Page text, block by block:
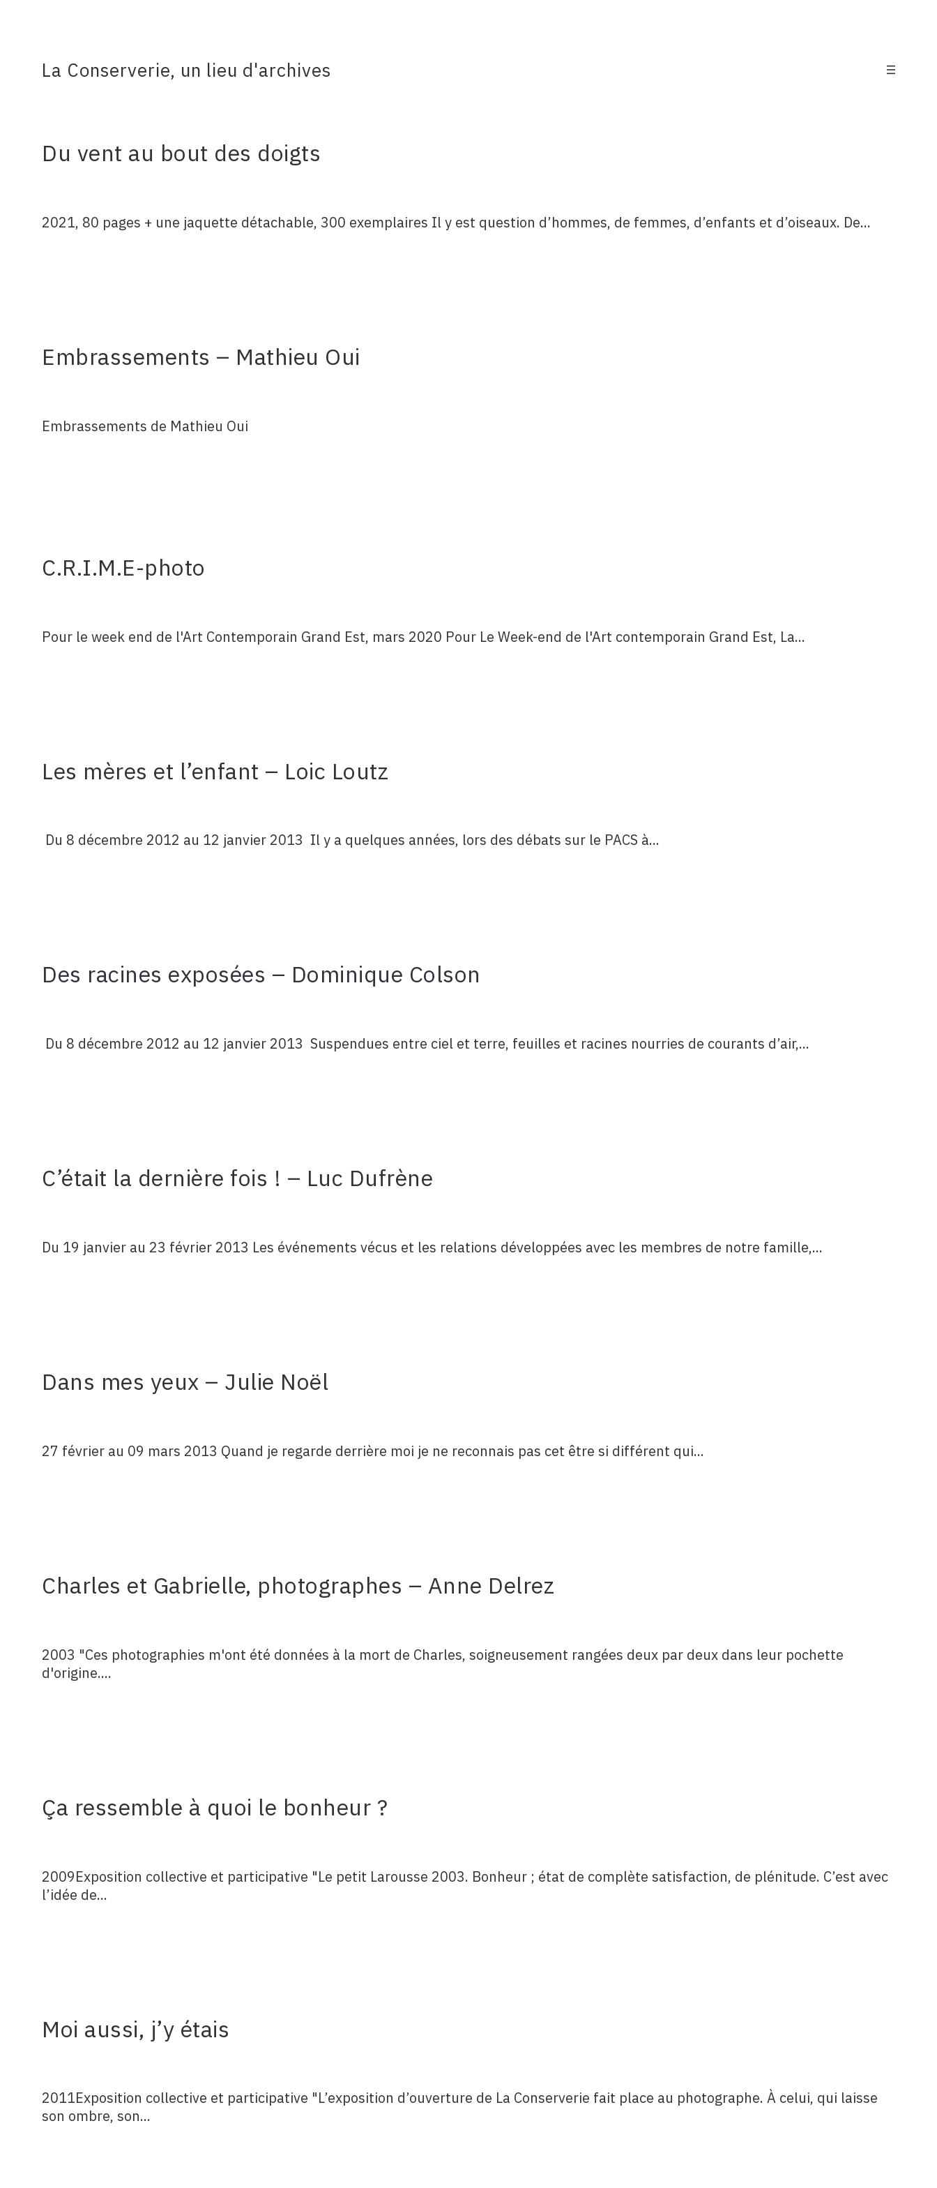
La Conserverie, un lieu d'archives
Du vent au bout des doigts
2021, 80 pages + une jaquette détachable, 300 exemplaires Il y est question d’hommes, de femmes, d’enfants et d’oiseaux. De...
Embrassements – Mathieu Oui
Embrassements de Mathieu Oui
C.R.I.M.E-photo
Pour le week end de l'Art Contemporain Grand Est, mars 2020 Pour Le Week-end de l'Art contemporain Grand Est, La...
Les mères et l’enfant – Loic Loutz
Du 8 décembre 2012 au 12 janvier 2013 Il y a quelques années, lors des débats sur le PACS à...
Des racines exposées – Dominique Colson
Du 8 décembre 2012 au 12 janvier 2013 Suspendues entre ciel et terre, feuilles et racines nourries de courants d’air,...
C’était la dernière fois ! – Luc Dufrène
Du 19 janvier au 23 février 2013 Les événements vécus et les relations développées avec les membres de notre famille,...
Dans mes yeux – Julie Noël
27 février au 09 mars 2013 Quand je regarde derrière moi je ne reconnais pas cet être si différent qui...
Charles et Gabrielle, photographes – Anne Delrez
2003 "Ces photographies m'ont été données à la mort de Charles, soigneusement rangées deux par deux dans leur pochette
d'origine....
Ça ressemble à quoi le bonheur ?
2009Exposition collective et participative "Le petit Larousse 2003. Bonheur ; état de complète satisfaction, de plénitude. C’est avec
l’idée de...
Moi aussi, j’y étais
2011Exposition collective et participative "L’exposition d’ouverture de La Conserverie fait place au photographe. À celui, qui laisse
son ombre, son...